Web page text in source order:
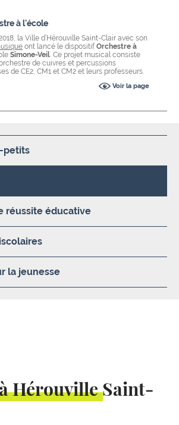
à l'école
la Ville d’Hérouville Saint-Clair avec son
ont lancé le dispositif Orchestre à
Simone-Veil. Ce projet musical consiste
de cuivres et percussions
de CE2, CM1 et CM2 et leurs professeurs.
Voir la page
petits
réussite éducative
la jeunesse
Hérouville Saint-